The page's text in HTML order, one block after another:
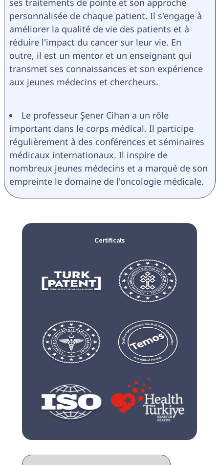
ses traitements de pointe et son approche
personnalisée de chaque patient. Il s'engage à
améliorer la qualité de vie des patients et à
réduire l'impact du cancer sur leur vie. En
outre, il est un mentor et un enseignant qui
transmet ses connaissances et son expérience
aux jeunes médecins et chercheurs.
Le professeur Şener Cihan a un rôle
important dans le corps médical. Il participe
régulièrement à des conférences et séminaires
médicaux internationaux. Il inspire de
nombreux jeunes médecins et a marqué de son
empreinte le domaine de l'oncologie médicale.
Certificats